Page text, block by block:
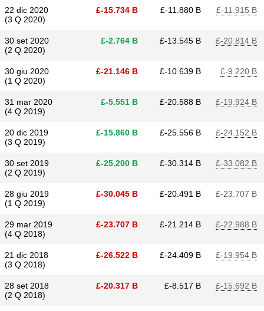
22 dic 2020
(3 Q 2020)
£​-15.734 B £​-11.880 B £​-11.915 B
30 set 2020
(2 Q 2020)
£​-2.764 B £​-13.545 B £​-20.814 B
30 giu 2020
(1 Q 2020)
£​-21.146 B £​-10.639 B £​-9.220 B
31 mar 2020
(4 Q 2019)
£​-5.551 B £​-20.588 B £​-19.924 B
20 dic 2019
(3 Q 2019)
£​-15.860 B £​-25.556 B £​-24.152 B
30 set 2019
(2 Q 2019)
£​-25.200 B £​-30.314 B £​-33.082 B
28 giu 2019
(1 Q 2019)
£​-30.045 B £​-20.491 B £​-23.707 B
29 mar 2019
(4 Q 2018)
£​-23.707 B £​-21.214 B £​-22.988 B
21 dic 2018
(3 Q 2018)
£​-26.522 B £​-24.409 B £​-19.954 B
28 set 2018
(2 Q 2018)
£​-20.317 B £​-8.517 B £​-15.692 B